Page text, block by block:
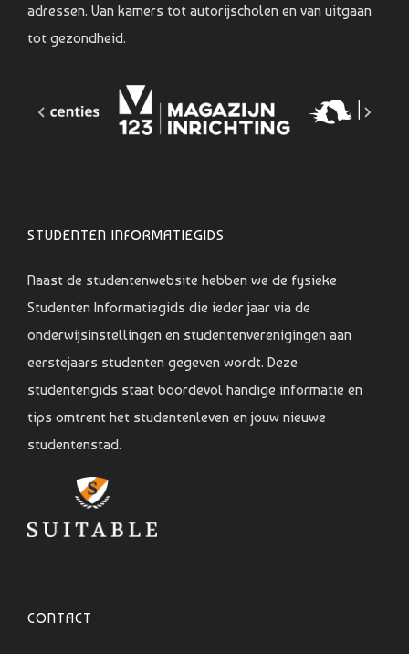
adressen. Van kamers tot autorijscholen en van uitgaan
tot gezondheid.
STUDENTEN INFORMATIEGIDS
Naast de studentenwebsite hebben we de fysieke
Studenten Informatiegids die ieder jaar via de
onderwijsinstellingen en studentenverenigingen aan
eerstejaars studenten gegeven wordt. Deze
studentengids staat boordevol handige informatie en
tips omtrent het studentenleven en jouw nieuwe
studentenstad.
CONTACT